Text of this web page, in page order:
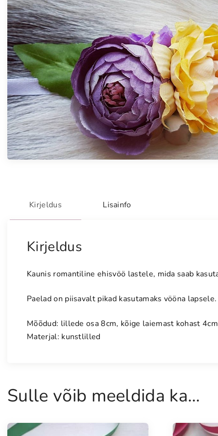
Kirjeldus Lisainfo
Kirjeldus
Kaunis romantiline ehisvöö lastele, mida saab
Paelad on piisavalt pikad kasutamaks vööna lapsele.
Mõõdud: lillede osa 8cm, kõige laiemast kohast 4cm
Materjal: kunstlilled
Sulle võib meeldida ka…